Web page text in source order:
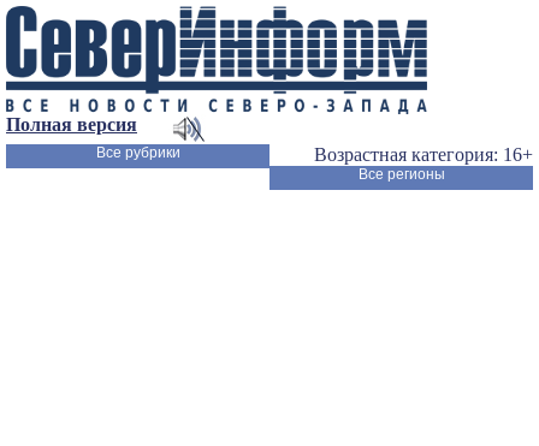
Полная версия
Возрастная категория: 16+
Все рубрики
Все регионы